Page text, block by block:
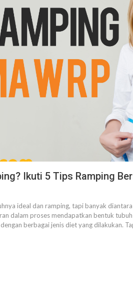
Ikuti 5 Tips Ramping
ideal dan ramping, tapi banyak
dalam proses mendapatkan bentuk
berbagai jenis diet yang dilakukan.